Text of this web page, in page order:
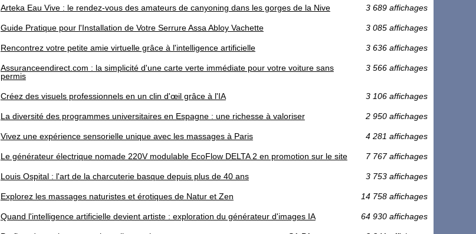
Arteka Eau Vive : le rendez-vous des amateurs de canyoning dans les gorges de la Nive 3 689 affichages
Guide Pratique pour l'Installation de Votre Serrure Assa Abloy Vachette 3 085 affichages
Rencontrez votre petite amie virtuelle grâce à l'intelligence artificielle 3 636 affichages
Assuranceendirect.com : la simplicité d'une carte verte immédiate pour votre voiture sans
permis
3 566 affichages
Créez des visuels professionnels en un clin d'œil grâce à l'IA 3 106 affichages
La diversité des programmes universitaires en Espagne : une richesse à valoriser 2 950 affichages
Vivez une expérience sensorielle unique avec les massages à Paris 4 281 affichages
Le générateur électrique nomade 220V modulable EcoFlow DELTA 2 en promotion sur le site 7 767 affichages
Louis Ospital : l'art de la charcuterie basque depuis plus de 40 ans 3 753 affichages
Explorez les massages naturistes et érotiques de Natur et Zen 14 758 affichages
Quand l'intelligence artificielle devient artiste : exploration du générateur d'images IA 64 930 affichages